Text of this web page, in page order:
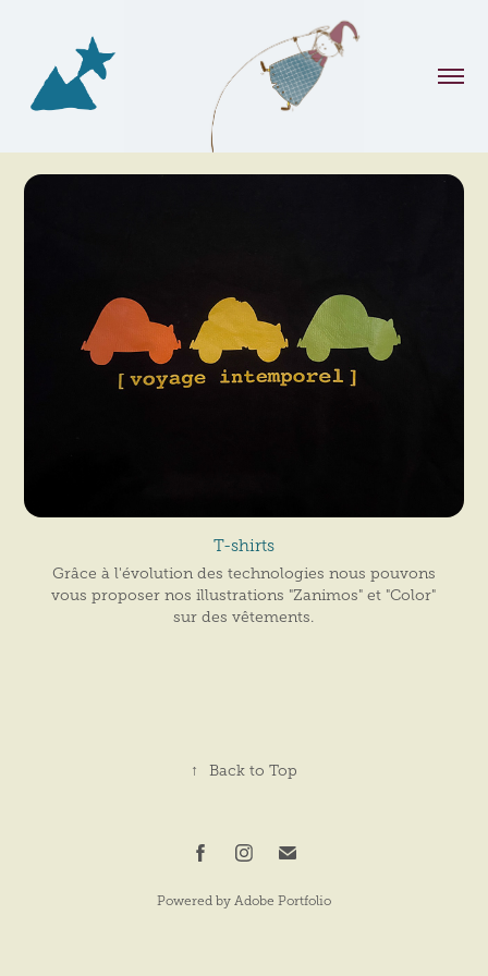
T-shirts
Grâce à l'évolution des technologies nous pouvons
vous proposer nos illustrations "Zanimos" et "Color"
sur des vêtements.
↑ Back to Top
Powered by Adobe Portfolio